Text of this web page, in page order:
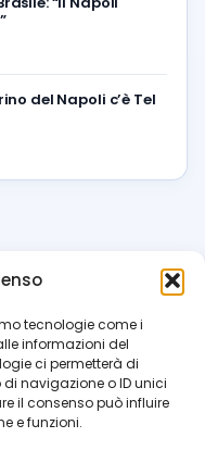
tecnologie come i
informazioni del
ci permetterà di
navigazione o ID unici
il consenso può influire
e funzioni.
del Napoli c’è Tel
interviste,
registrata
Direttore Luca